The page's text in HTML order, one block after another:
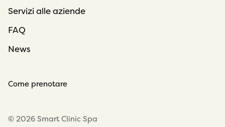
Servizi alle aziende
FAQ
News
Come prenotare
© 2026 Smart Clinic Spa